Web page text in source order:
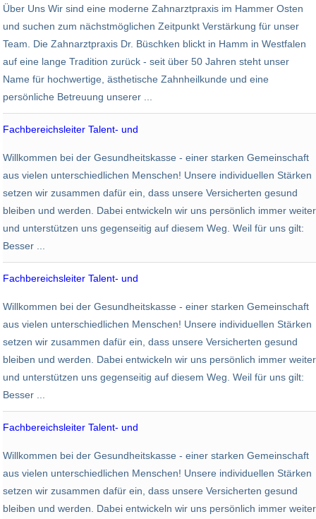
Hamm
Über Uns Wir sind eine moderne Zahnarztpraxis im Hammer Osten
und suchen zum nächstmöglichen Zeitpunkt Verstärkung für unser
Team. Die Zahnarztpraxis Dr. Büschken blickt in Hamm in Westfalen
auf eine lange Tradition zurück - seit über 50 Jahren steht unser
Name für hochwertige, ästhetische Zahnheilkunde und eine
persönliche Betreuung unserer ...
Fachbereichsleiter Talent- und
Dresden
Willkommen bei der Gesundheitskasse - einer starken Gemeinschaft
aus vielen unterschiedlichen Menschen! Unsere individuellen Stärken
setzen wir zusammen dafür ein, dass unsere Versicherten gesund
bleiben und werden. Dabei entwickeln wir uns persönlich immer weiter
und unterstützen uns gegenseitig auf diesem Weg. Weil für uns gilt:
Besser ...
Fachbereichsleiter Talent- und
Chemnitz
Willkommen bei der Gesundheitskasse - einer starken Gemeinschaft
aus vielen unterschiedlichen Menschen! Unsere individuellen Stärken
setzen wir zusammen dafür ein, dass unsere Versicherten gesund
bleiben und werden. Dabei entwickeln wir uns persönlich immer weiter
und unterstützen uns gegenseitig auf diesem Weg. Weil für uns gilt:
Besser ...
Fachbereichsleiter Talent- und
Leipzig
Willkommen bei der Gesundheitskasse - einer starken Gemeinschaft
aus vielen unterschiedlichen Menschen! Unsere individuellen Stärken
setzen wir zusammen dafür ein, dass unsere Versicherten gesund
bleiben und werden. Dabei entwickeln wir uns persönlich immer weiter